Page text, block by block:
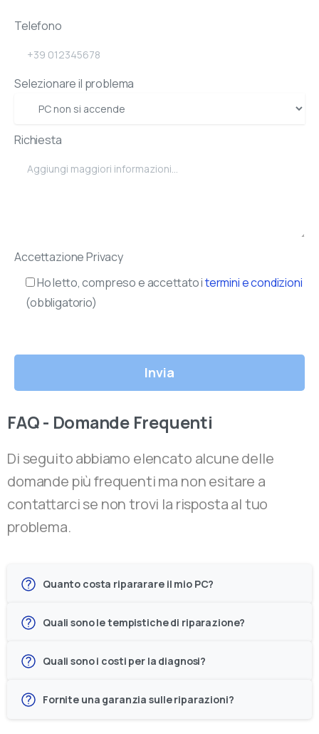
Telefono
Selezionare il problema
Richiesta
Accettazione Privacy
Ho letto, compreso e accettato itermini e condizioni
(obbligatorio)
FAQ - Domande Frequenti
Di seguito abbiamo elencato alcune delle
domande più frequenti ma non esitare a
contattarci se non trovi la risposta al tuo
problema.
Quanto costa ripararare il mio PC?
Quali sono le tempistiche di riparazione?
Quali sono i costi per la diagnosi?
Fornite una garanzia sulle riparazioni?